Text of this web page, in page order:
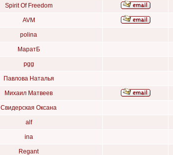
Spirit Of Freedom
AVM
polina
МаратБ
pgg
Павлова Наталья
Михаил Матвеев
Свидерская Оксана
alf
ina
Regant